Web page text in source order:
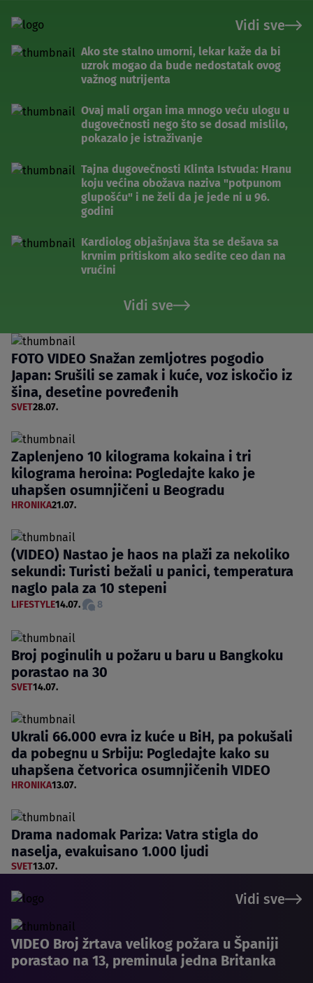
Vidi sve
Ako ste stalno umorni, lekar kaže da bi
uzrok mogao da bude nedostatak ovog
važnog nutrijenta
Ovaj mali organ ima mnogo veću ulogu u
dugovečnosti nego što se dosad mislilo,
pokazalo je istraživanje
Tajna dugovečnosti Klinta Istvuda: Hranu
koju većina obožava naziva "potpunom
glupošću" i ne želi da je jede ni u 96.
godini
Kardiolog objašnjava šta se dešava sa
krvnim pritiskom ako sedite ceo dan na
vrućini
Vidi sve
FOTO VIDEO Snažan zemljotres pogodio
Japan: Srušili se zamak i kuće, voz iskočio iz
šina, desetine povređenih
SVET28.07.
Zaplenjeno 10 kilograma kokaina i tri
kilograma heroina: Pogledajte kako je
uhapšen osumnjičeni u Beogradu
HRONIKA21.07.
(VIDEO) Nastao je haos na plaži za nekoliko
sekundi: Turisti bežali u panici, temperatura
naglo pala za 10 stepeni
LIFESTYLE14.07. 8
Broj poginulih u požaru u baru u Bangkoku
porastao na 30
SVET14.07.
Ukrali 66.000 evra iz kuće u BiH, pa pokušali
da pobegnu u Srbiju: Pogledajte kako su
uhapšena četvorica osumnjičenih VIDEO
HRONIKA13.07.
Drama nadomak Pariza: Vatra stigla do
naselja, evakuisano 1.000 ljudi
SVET13.07.
Vidi sve
VIDEO Broj žrtava velikog požara u Španiji
porastao na 13, preminula jedna Britanka